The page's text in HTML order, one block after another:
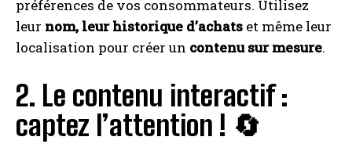
préférences de vos consommateurs. Utilisez
leur nom, leur historique d’achats et même leur
localisation pour créer un contenu sur mesure.
2. Le contenu interactif :
captez l’attention ! 🔄